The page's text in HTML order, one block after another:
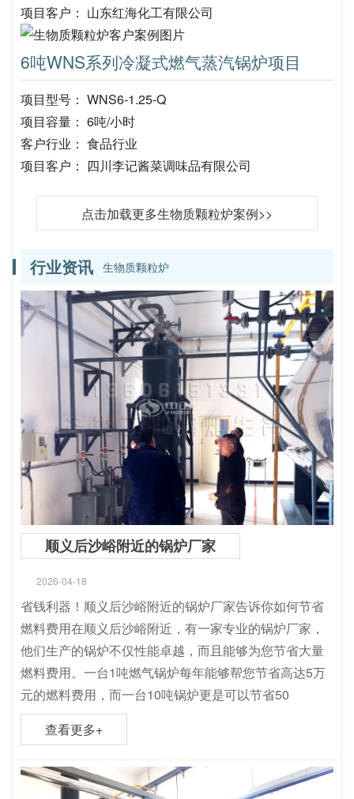
项目客户： 山东红海化工有限公司
6吨WNS系列冷凝式燃气蒸汽锅炉项目
项目型号： WNS6-1.25-Q
项目容量： 6吨/小时
客户行业： 食品行业
项目客户： 四川李记酱菜调味品有限公司
点击加载更多生物质颗粒炉案例>>
行业资讯 生物质颗粒炉
顺义后沙峪附近的锅炉厂家
2026-04-18
省钱利器！顺义后沙峪附近的锅炉厂家告诉你如何节省
燃料费用在顺义后沙峪附近，有一家专业的锅炉厂家，
他们生产的锅炉不仅性能卓越，而且能够为您节省大量
燃料费用。一台1吨燃气锅炉每年能够帮您节省高达5万
元的燃料费用，而一台10吨锅炉更是可以节省50
查看更多+